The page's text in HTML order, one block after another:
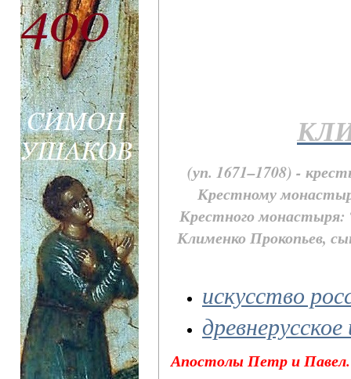
(уп. 1671–1708) -
Крестному
Крестного
Клименко Прокопьев,
искусство
Апостолы Петр и Павел.